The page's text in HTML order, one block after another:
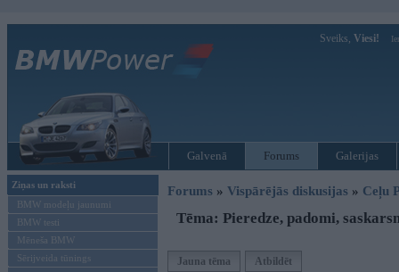
Sveiks, Viesi!
Galvenā Forums Galerijas
Ziņas un raksti
BMW modeļu jaunumi
BMW testi
Mēneša BMW
Sērijveida tūnings
Forums » Vispārējās diskusijas » Ceļu
Tēma: Pieredze, padomi,
Jauna tēma Atbildēt